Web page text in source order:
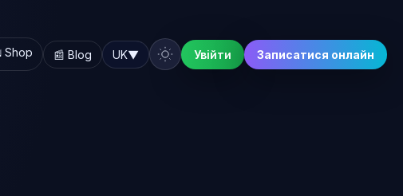
📰 Blog UK▼ Увійти Записатися онлайн